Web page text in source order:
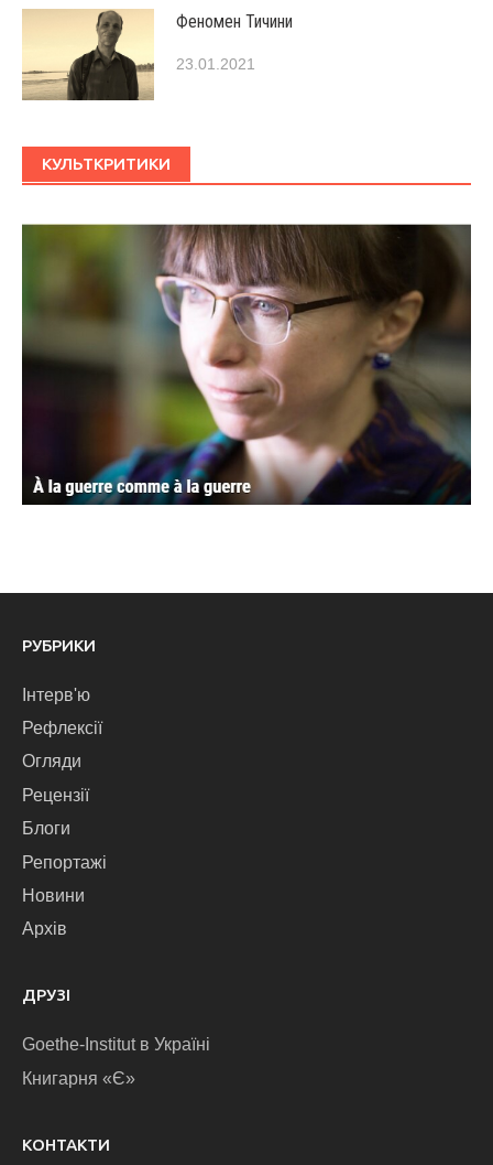
Феномен Тичини
23.01.2021
КУЛЬТКРИТИКИ
РУБРИКИ
Інтерв'ю
Рефлексії
Огляди
Рецензії
Блоги
Репортажі
Новини
Архів
ДРУЗІ
Goethe-Institut в Україні
Книгарня «Є»
КОНТАКТИ